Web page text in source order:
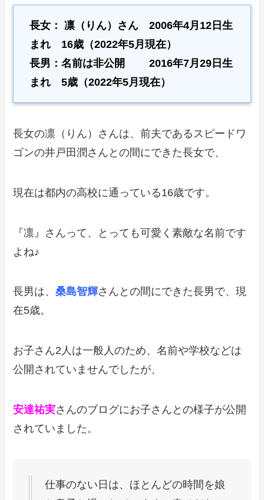
長女：凛（りん） さん 2006年4月12日生
まれ 16歳（2022年5月現在）
長男：名前は非公開 2016年7月29日生
まれ 5歳（2022年5月現在）
長女の凛（りん）さんは、前夫であるスピードワ
ゴンの井戸田潤さんとの間にできた長女で、
現在は都内の高校に通っている16歳です。
『凛』さんって、とっても可愛く素敵な名前です
よね♪
長男は、桑島智輝さんとの間にできた長男で、現
在5歳。
お子さん2人は一般人のため、名前や学校などは
公開されていませんでしたが、
安達祐実さんのブログにお子さんとの様子が公開
されていました。
仕事のない日は、ほとんどの時間を娘